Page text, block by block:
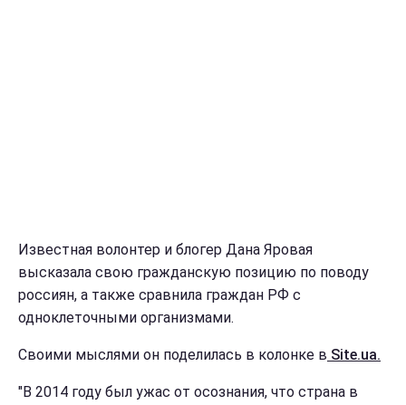
Известная волонтер и блогер Дана Яровая
высказала свою гражданскую позицию по поводу
россиян, а также сравнила граждан РФ с
одноклеточными организмами.
Своими мыслями он поделилась в колонке в Site.ua.
"В 2014 году был ужас от осознания, что страна в